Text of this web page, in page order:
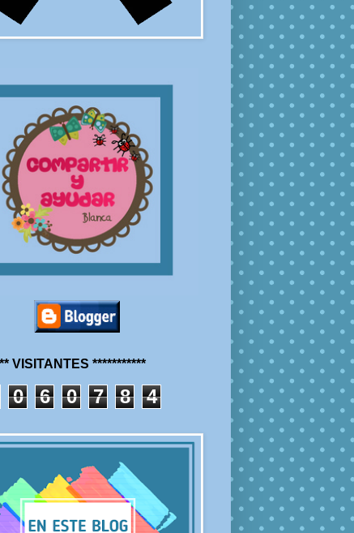
VISITANTES ***********
0 6 0 7 8 4